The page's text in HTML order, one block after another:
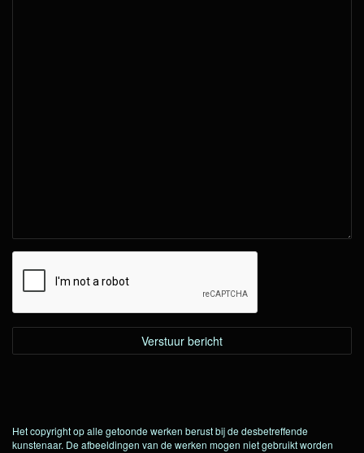
Het copyright op alle getoonde werken berust bij de desbetreffende
kunstenaar. De afbeeldingen van de werken mogen niet gebruikt worden